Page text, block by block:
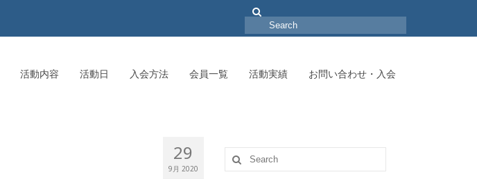
Search
for:
活動内容 活動日 入会方法 会員一覧 活動実績 お問い合わせ・入会
29
9月 2020
Search
for: